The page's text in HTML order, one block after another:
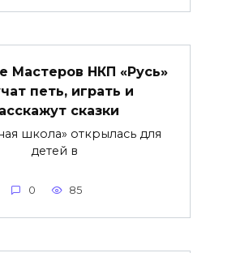
Мастеров НКП «Русь»
петь, играть и
сказки
школа» открылась для
детей в
0 85